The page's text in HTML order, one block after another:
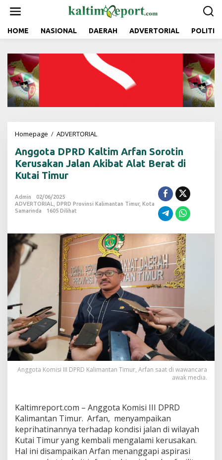
t
HOME NASIONAL DAERAH ADVERTORIAL POLITIK
Homepage / ADVERTORIAL
g
g
o
P
K
a
l
t
i
m
A
r
f
a
n
S
o
r
o
r
u
s
a
k
a
Anggota DPRD Kaltim Arfan Sorotin
Kerusakan Jalan Akibat Alat Berat di
Kutai Timur
Admin
02/06/2025
ADVERTORIAL
DPRD Provinsi Kalimantan Timur, Kota
Samarinda
1605 Dilihat
Anggota Komisi III DPRD Kalimantan Timur, Arfan saat di wawancara
awak media.
Kaltimreport.com – Anggota Komisi III DPRD
Kalimantan Timur. Arfan, menyampaikan
keprihatinannya terhadap kondisi jalan di wilayah
Kutai Timur yang kembali mengalami kerusakan.
Hal ini disampaikan Arfan menanggapi aspirasi